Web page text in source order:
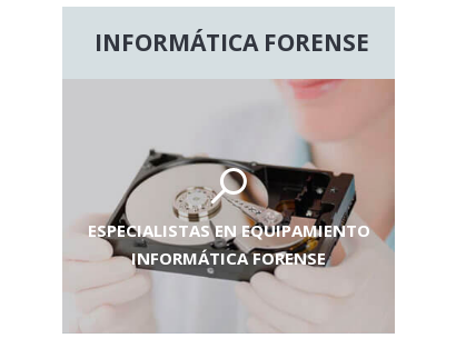
INFORMÁTICA FORENSE
ESPECIALISTAS EN EQUIPAMIENTO
INFORMÁTICA FORENSE